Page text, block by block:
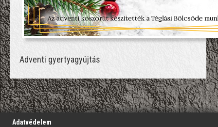
Adventi gyertyagyújtás
';
Adatvédelem